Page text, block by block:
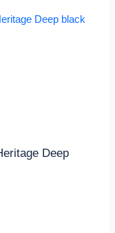
Deep